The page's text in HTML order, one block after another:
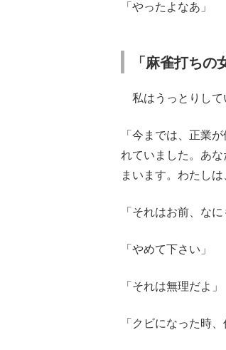
「やったよなあ」
「麻雀打ちの
私はうっとりして
「今までは、正業
れていました。あ
まいます。わたし
「それはお前、な
「やめて下さい」
「それは無理だよ」
「クビになった時